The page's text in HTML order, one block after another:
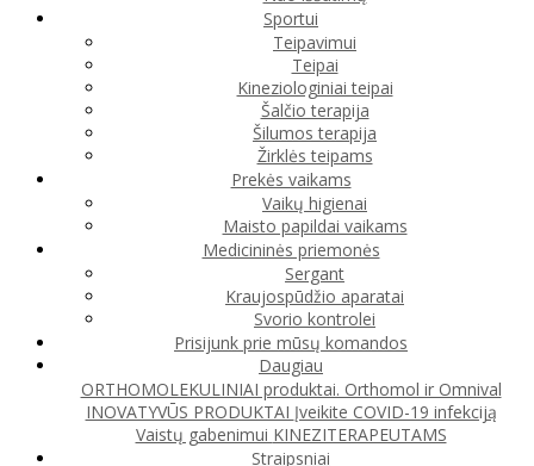
Sportui
Teipavimui
Teipai
Kineziologiniai teipai
Šalčio terapija
Šilumos terapija
Žirklės teipams
Prekės vaikams
Vaikų higienai
Maisto papildai vaikams
Medicininės priemonės
Sergant
Kraujospūdžio aparatai
Svorio kontrolei
Prisijunk prie mūsų komandos
Daugiau
ORTHOMOLEKULINIAI produktai. Orthomol ir Omnival
INOVATYVŪS PRODUKTAI Įveikite COVID-19 infekciją
Vaistų gabenimui KINEZITERAPEUTAMS
Straipsniai